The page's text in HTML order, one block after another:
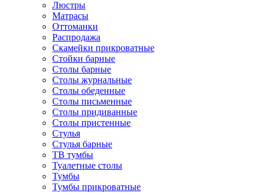
Люстры
Матрасы
Оттоманки
Распродажа
Скамейки прикроватные
Стойки барные
Столы барные
Столы журнальные
Столы обеденные
Столы письменные
Столы придиванные
Столы пристенные
Стулья
Стулья барные
ТВ тумбы
Туалетные столы
Тумбы
Тумбы прикроватные